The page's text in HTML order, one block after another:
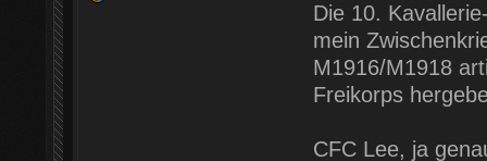
Die 10.
mein
M1916/M1918
Freikorps
CFC Lee, ja